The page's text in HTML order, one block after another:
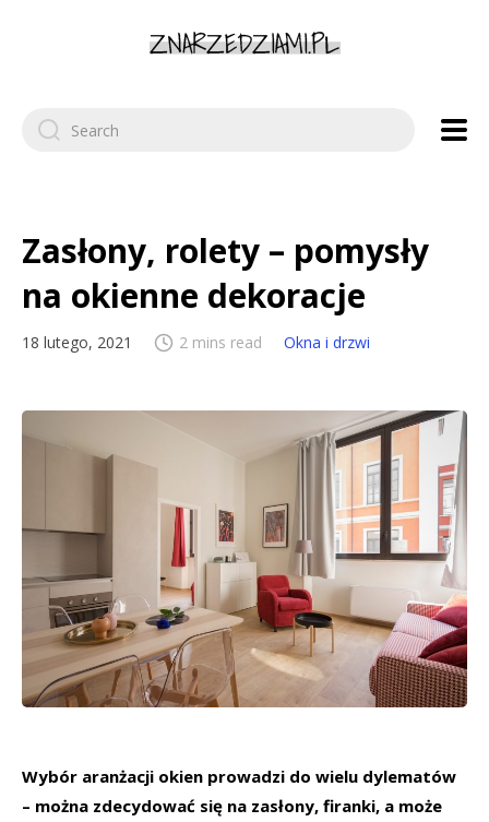
Search
for:
Zasłony, rolety – pomysły
na okienne dekoracje
18 lutego, 2021 2 mins read Okna i drzwi
Wybór aranżacji okien prowadzi do wielu dylematów
– można zdecydować się na zasłony, firanki, a może